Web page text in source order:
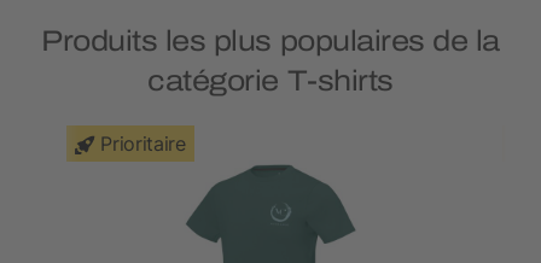
Produits les plus populaires de la
catégorie T-shirts
Prioritaire